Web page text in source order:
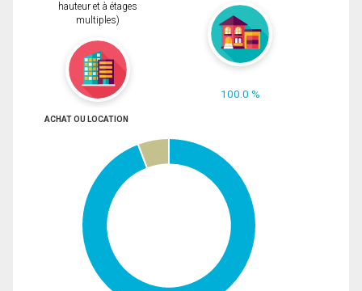
hauteur et à étages
multiples)
100.0 %
ACHAT OU LOCATION